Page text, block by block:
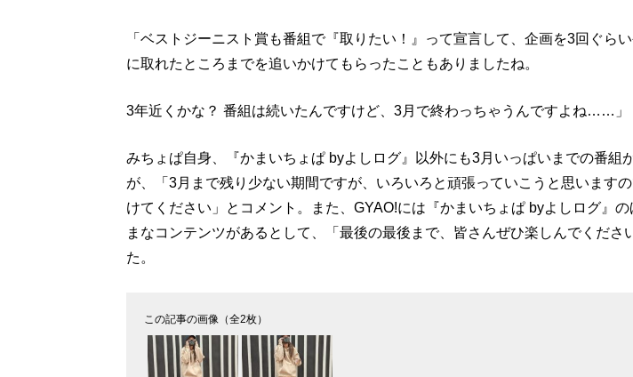
「ベストジーニスト賞も番組で『取りたい！』って宣言して、企画を3回ぐら
に取れたところまでを追いかけてもらったこともありましたね。
3年近くかな？ 番組は続いたんですけど、3月で終わっちゃうんですよね……」
みちょぱ自身、『かまいちょぱ byよしログ』以外にも3月いっぱいまでの番組
が、「3月まで残り少ない期間ですが、いろいろと頑張っていこうと思います
けてください」とコメント。また、GYAO!には『かまいちょぱ byよしログ』
まなコンテンツがあるとして、「最後の最後まで、皆さんぜひ楽しんでくださ
た。
この記事の画像（全2枚）